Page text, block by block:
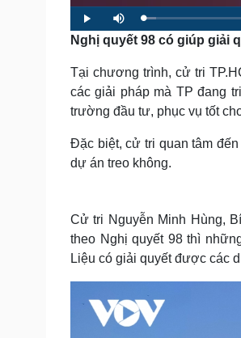
Sản phụ khoa
Nhi khoa
Nam khoa
Phòng mạch online
Ăn sạch sống khỏe
Cải chính
P
l
a
y
M
u
t
e
L
o
a
d
:
2
2
%
Nghị quyết 98 có giúp giải
Tại chương trình, cử tri
các giải pháp mà TP đang
trường đầu tư, phục vụ tốt
Đặc biệt, cử tri quan tâm
dự án treo không.
Cử tri Nguyễn Minh Hùng,
theo Nghị quyết 98 thì
Liệu có giải quyết được các